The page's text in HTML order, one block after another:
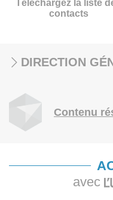
Téléchargez la liste
contacts
DIRECTION
Contenu
avec